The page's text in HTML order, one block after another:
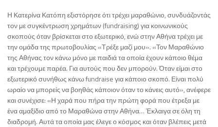
Η Κατερίνα Κατόπη εξιστόρησε ότι τρέχει μαραθώνιο, συνδυάζοντάς
τον με συγκέντρωση χρημάτων (fundraising) για κοινωνικούς
σκοπούς όταν βρίσκεται στο εξωτερικό, ενώ στην Αθήνα τρέχει με
την ομάδα της πρωτοβουλίας «Τρέξε μαζί μου». «Τον Μαραθώνιο
της Αθήνας τον κάνω μόνο με παιδιά τα οποία έχουν κάποιο θέμα
και τρέχουμε παρέα. Για αυτούς που δεν μπορούν. Όταν είμαι στο
εξωτερικό συνήθως κάνω fundraise για κάποιο σκοπό. Είναι πολύ
ωραίο να μπορείς να βοηθάς κάποιον όταν το κάνεις αυτό», ανέφερε
και συνέχισε: «Η χαρά που πήρα την πρώτη φορά που έτρεξα με
ένα αμαξίδιο από το Μαραθώνα στην Αθήνα… Έκλαιγα σε όλη τη
διαδρομή. Αυτά τα οποία μας έλεγε ο κόσμος και όταν βλέπεις μετά